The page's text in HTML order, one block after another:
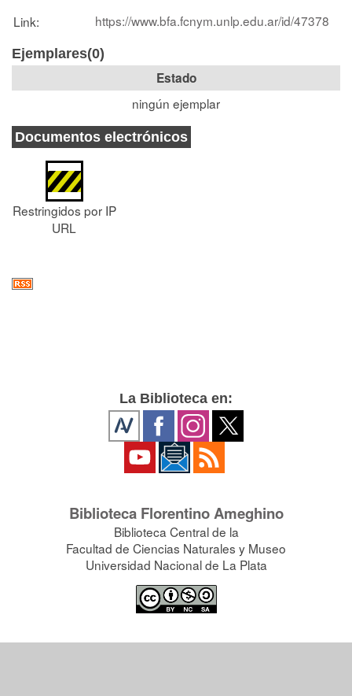
Link:
https://www.bfa.fcnym.unlp.edu.ar/id/47378
Ejemplares(0)
Estado
ningún ejemplar
Documentos electrónicos
Restringidos por IP
URL
La Biblioteca en:
Biblioteca Florentino Ameghino
Biblioteca Central de la
Facultad de Ciencias Naturales y Museo
Universidad Nacional de La Plata